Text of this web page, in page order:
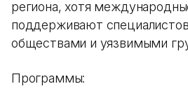
региона, хотя
поддерживают
обществами и уязвимыми
Программы: